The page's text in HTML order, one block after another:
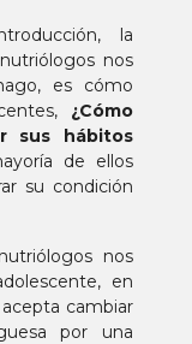
la
nos
es cómo
¿Cómo
sus hábitos
de ellos
su condición
nos
en
cambiar
por una